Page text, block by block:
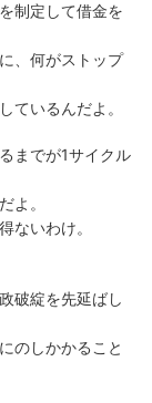
制定して借金を
、何がストップ
ているんだよ。
までが1サイクル
よ。
ないわけ。
破綻を先延ばし
のしかかること